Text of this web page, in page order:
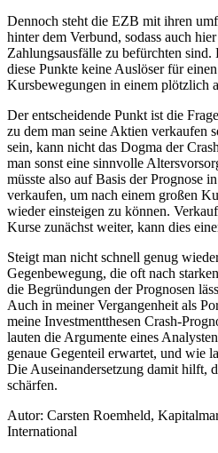
Dennoch steht die EZB mit ihren
hinter dem Verbund, sodass auch
Zahlungsausfälle zu befürchten sind.
diese Punkte keine Auslöser für
Kursbewegungen in einem plötzlich
Der entscheidende Punkt ist die
zu dem man seine Aktien verkaufen
sein, kann nicht das Dogma der
man sonst eine sinnvolle
müsste also auf Basis der Prognose
verkaufen, um nach einem großen
wieder einsteigen zu können.
Kurse zunächst weiter, kann dies
Steigt man nicht schnell genug
Gegenbewegung, die oft nach
die Begründungen der Prognosen
Auch in meiner Vergangenheit als
meine Investmentthesen Crash-
lauten die Argumente eines
genaue Gegenteil erwartet, und wie
Die Auseinandersetzung damit hilft,
schärfen.
Autor: Carsten Roemheld,
International